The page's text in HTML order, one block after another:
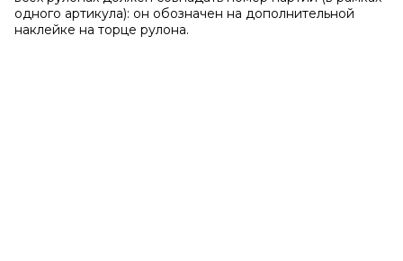
одного артикула): он обозначен на дополнительной
наклейке на торце рулона.